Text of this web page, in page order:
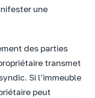
une
des parties
transmet
Si l’immeuble
peut